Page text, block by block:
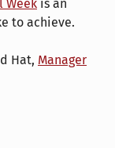
Week is an
to achieve.
Hat, Manager